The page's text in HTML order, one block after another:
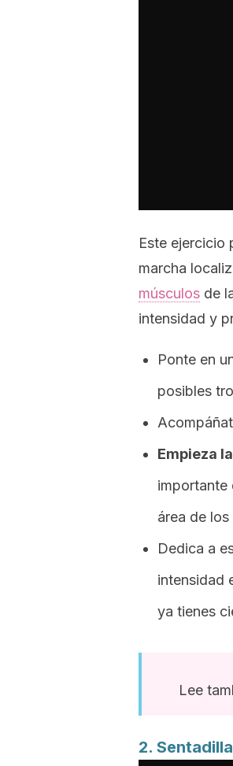
Este ejercicio
marcha
músculos de
intensidad y
Ponte en
posibles
Empieza
importante
área de
Dedica a
intensidad
ya tienes
Lee
2.